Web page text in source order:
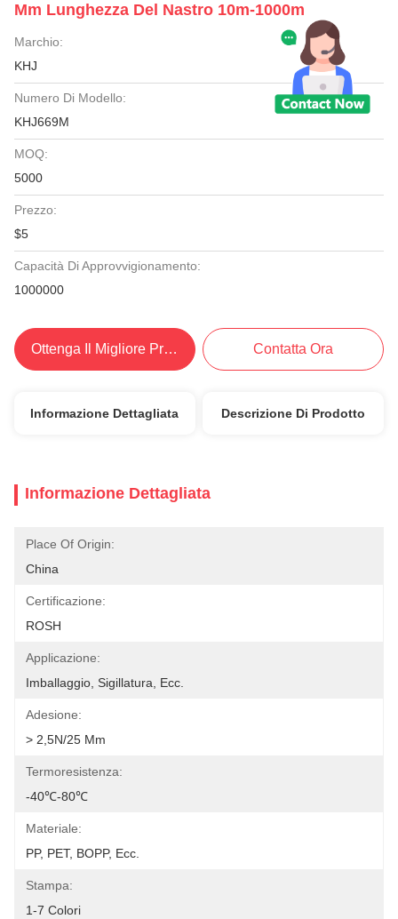
Mm Lunghezza Del Nastro 10m-1000m
Marchio:
KHJ
Numero Di Modello:
KHJ669M
MOQ:
5000
Prezzo:
$5
Capacità Di Approvvigionamento:
1000000
Ottenga Il Migliore Prezzo Contatta Ora
Informazione Dettagliata Descrizione Di Prodotto
Informazione Dettagliata
Place Of Origin:
China
Certificazione:
ROSH
Applicazione:
Imballaggio, Sigillatura, Ecc.
Adesione:
> 2,5N/25 Mm
Termoresistenza:
-40℃-80℃
Materiale:
PP, PET, BOPP, Ecc.
Stampa:
1-7 Colori